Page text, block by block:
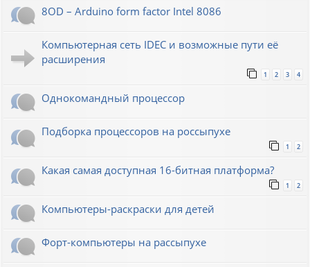
8OD – Arduino form factor Intel 8086
Компьютерная сеть IDEC и возможные пути её
расширения
1 2 3 4
Однокомандный процессор
Подборка процессоров на россыпухе
1 2
Какая самая доступная 16-битная платформа?
1 2
Компьютеры-раскраски для детей
Форт-компьютеры на рассыпухе